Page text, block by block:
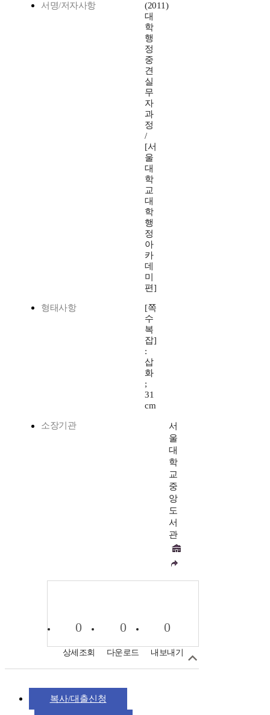
서명/저자사항
(2011)
대
학
행
정
중
견
실
무
자
과
정
/
[서
울
대
학
교
대
학
행
정
아
카
데
미
편]
형태사항
[쪽
수
복
잡]
:
삽
화
;
31
cm
소장기관
서
울
대
학
교
중
앙
도
서
관
0
상세조회
0
다운로드
0
내보내기
복사/대출신청